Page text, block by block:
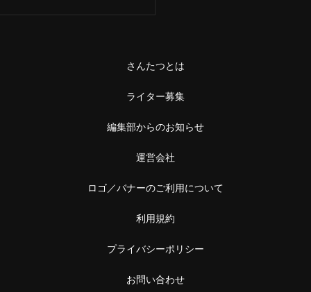
さんたつとは
ライター募集
編集部からのお知らせ
運営会社
ロゴ／バナーのご利用について
利用規約
プライバシーポリシー
お問い合わせ